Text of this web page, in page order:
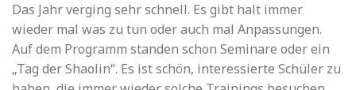
Das Jahr verging sehr schnell. Es gibt halt immer
wieder mal was zu tun oder auch mal Anpassungen.
Auf dem Programm standen schon Seminare oder ein
„Tag der Shaolin“. Es ist schön, interessierte Schüler zu